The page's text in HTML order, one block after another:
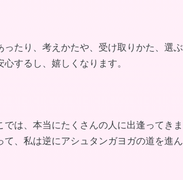
たり、考えかたや、受け取りかた、選ぶ
するし、嬉しくなります。
は、本当にたくさんの人に出逢ってきま
、私は逆にアシュタンガヨガの道を進ん